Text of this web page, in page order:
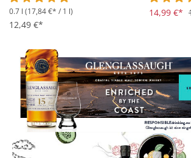
Durchschnittliche Bewertung von 4.9 von 5
0.7 l (17,84 €* / 1 l)
12,49 €*
14,99 €*